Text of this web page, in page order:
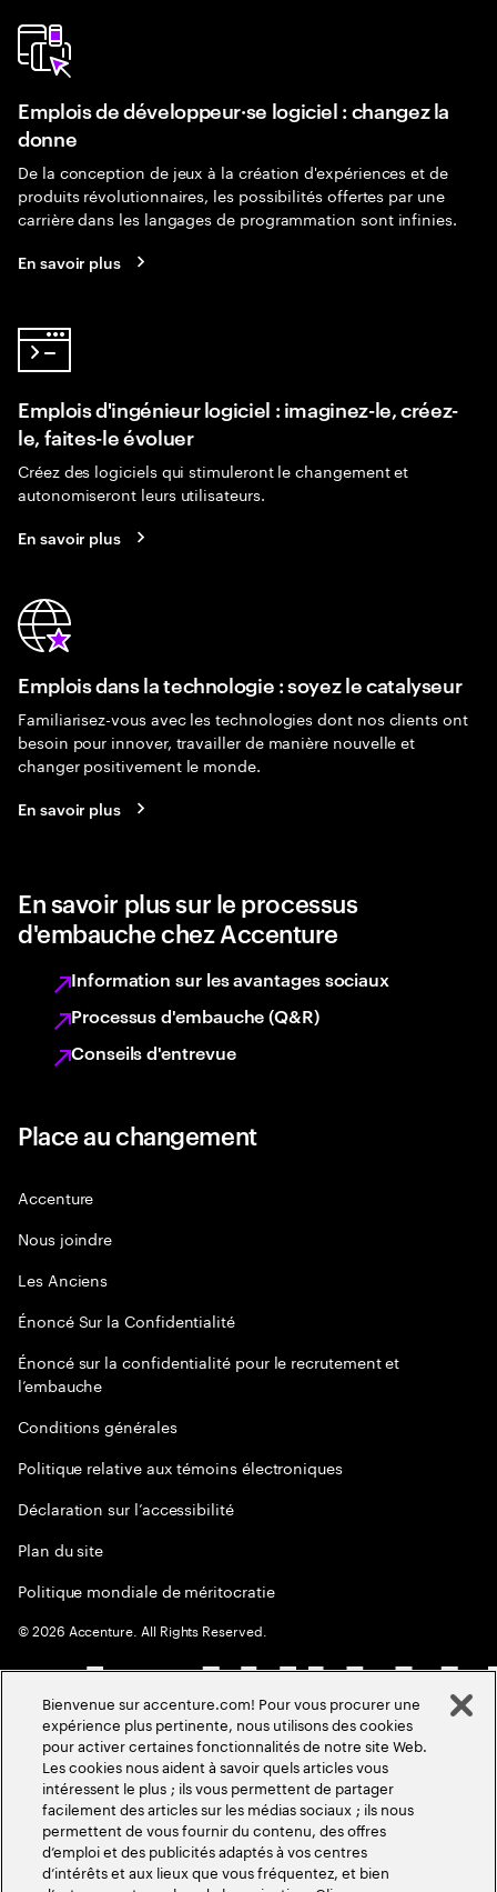
Emplois de développeur·se logiciel : changez la
donne
De la conception de jeux à la création d'expériences et de
produits révolutionnaires, les possibilités offertes par une
carrière dans les langages de programmation sont infinies.
En savoir plus
Emplois d'ingénieur logiciel : imaginez-le, créez-
le, faites-le évoluer
Créez des logiciels qui stimuleront le changement et
autonomiseront leurs utilisateurs.
En savoir plus
Emplois dans la technologie : soyez le catalyseur
Familiarisez-vous avec les technologies dont nos clients ont
besoin pour innover, travailler de manière nouvelle et
changer positivement le monde.
En savoir plus
En savoir plus sur le processus
d'embauche chez Accenture
Information sur les avantages sociaux
Processus d'embauche (Q&R)
Conseils d'entrevue
Place au changement
Accenture
Nous joindre
Les Anciens
Énoncé Sur la Confidentialité
Énoncé sur la confidentialité pour le recrutement et
l’embauche
Conditions générales
Politique relative aux témoins électroniques
Déclaration sur l’accessibilité
Plan du site
Politique mondiale de méritocratie
©2026 Accenture. All Rights Reserved.
Bienvenue sur accenture.com! Pour vous procurer une
expérience plus pertinente, nous utilisons des cookies
pour activer certaines fonctionnalités de notre site Web.
Les cookies nous aident à savoir quels articles vous
intéressent le plus ; ils vous permettent de partager
facilement des articles sur les médias sociaux ; ils nous
permettent de vous fournir du contenu, des offres
d’emploi et des publicités adaptés à vos centres
d’intérêts et aux lieux que vous fréquentez, et bien